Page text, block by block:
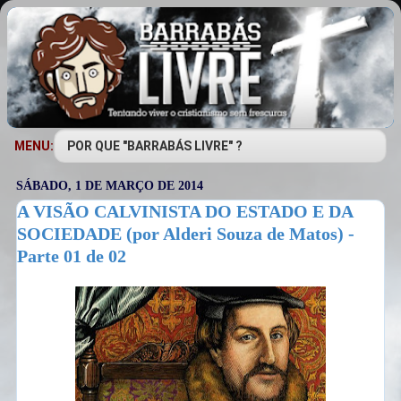
MENU:
SÁBADO, 1 DE MARÇO DE 2014
A VISÃO CALVINISTA DO ESTADO E DA
SOCIEDADE (por Alderi Souza de Matos) -
Parte 01 de 02